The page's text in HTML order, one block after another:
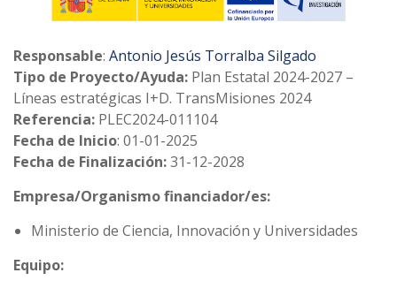
Responsable: Antonio Jesús Torralba Silgado
Tipo de Proyecto/Ayuda: Plan Estatal 2024-2027 –
Líneas estratégicas I+D. TransMisiones 2024
Referencia: PLEC2024-011104
Fecha de Inicio: 01-01-2025
Fecha de Finalización:31-12-2028
Empresa/Organismo financiador/es:
Ministerio de Ciencia, Innovación y Universidades
Equipo: